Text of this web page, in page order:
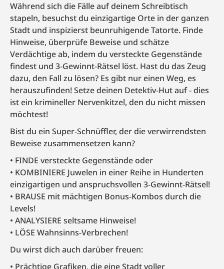
Während sich die Fälle auf deinem Schreibtisch
stapeln, besuchst du einzigartige Orte in der ganzen
Stadt und inspizierst beunruhigende Tatorte. Finde
Hinweise, überprüfe Beweise und schätze
Verdächtige ab, indem du versteckte Gegenstände
findest und 3-Gewinnt-Rätsel löst. Hast du das Zeug
dazu, den Fall zu lösen? Es gibt nur einen Weg, es
herauszufinden! Setze deinen Detektiv-Hut auf - dies
ist ein krimineller Nervenkitzel, den du nicht missen
möchtest!
Bist du ein Super-Schnüffler, der die verwirrendsten
Beweise zusammensetzen kann?
FINDE versteckte Gegenstände oder
KOMBINIERE Juwelen in einer Reihe in Hunderten
einzigartigen und anspruchsvollen 3-Gewinnt-Rätsel!
BRAUSE mit mächtigen Bonus-Kombos durch die
Levels!
ANALYSIERE seltsame Hinweise!
LÖSE Wahnsinns-Verbrechen!
Du wirst dich auch darüber freuen:
Prächtige Grafiken, die eine Stadt voller